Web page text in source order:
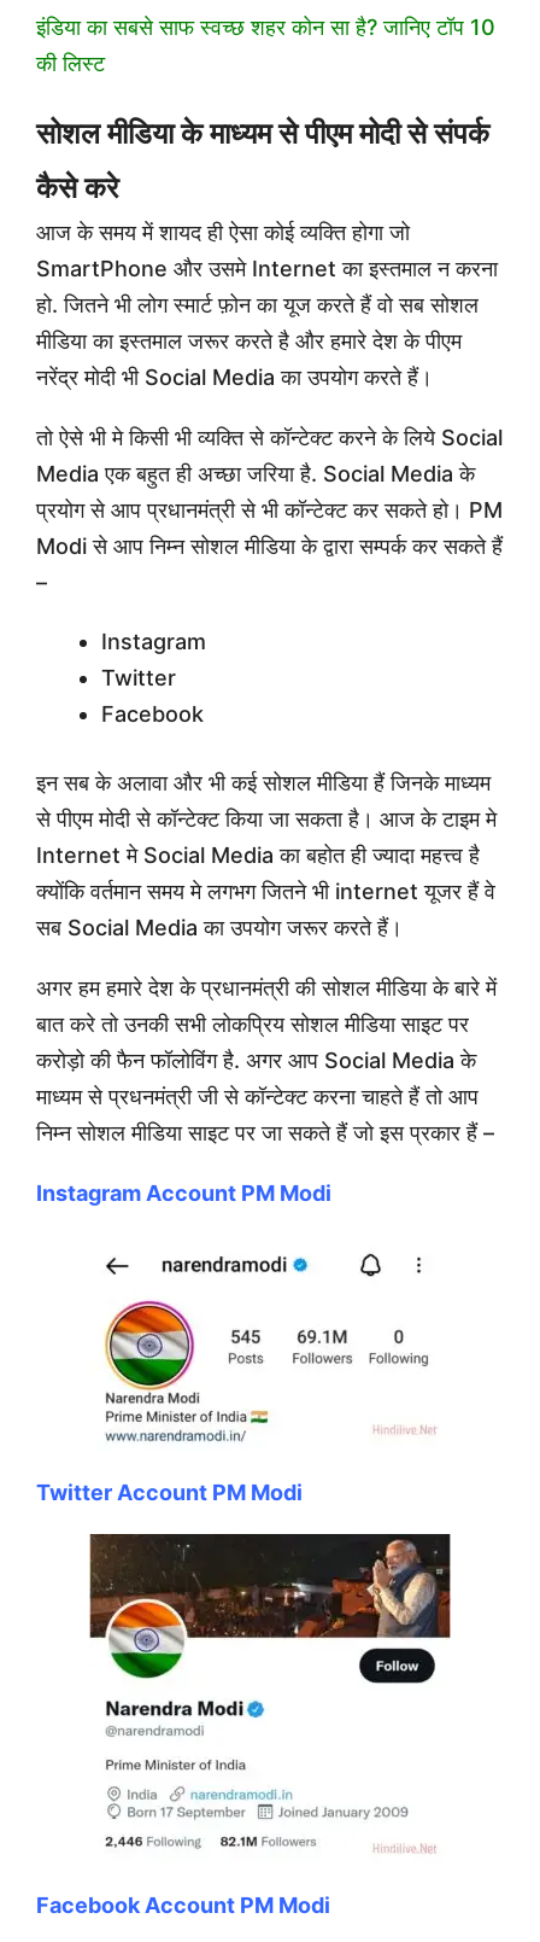
इंडिया का सबसे साफ स्वच्छ शहर कोन सा है? जानिए टॉप 10
की लिस्ट
सोशल मीडिया के माध्यम से पीएम मोदी से संपर्क
कैसे करे
आज के समय में शायद ही ऐसा कोई व्यक्ति होगा जो
SmartPhone और उसमे Internet का इस्तमाल न करना
हो. जितने भी लोग स्मार्ट फ़ोन का यूज करते हैं वो सब सोशल
मीडिया का इस्तमाल जरूर करते है और हमारे देश के पीएम
नरेंद्र मोदी भी Social Media का उपयोग करते हैं।
तो ऐसे भी मे किसी भी व्यक्ति से कॉन्टेक्ट करने के लिये Social
Media एक बहुत ही अच्छा जरिया है. Social Media के
प्रयोग से आप प्रधानमंत्री से भी कॉन्टेक्ट कर सकते हो। PM
Modi से आप निम्न सोशल मीडिया के द्वारा सम्पर्क कर सकते हैं
–
Instagram
Twitter
Facebook
इन सब के अलावा और भी कई सोशल मीडिया हैं जिनके माध्यम
से पीएम मोदी से कॉन्टेक्ट किया जा सकता है। आज के टाइम मे
Internet मे Social Media का बहोत ही ज्यादा महत्त्व है
क्योंकि वर्तमान समय मे लगभग जितने भी internet यूजर हैं वे
सब Social Media का उपयोग जरूर करते हैं।
अगर हम हमारे देश के प्रधानमंत्री की सोशल मीडिया के बारे में
बात करे तो उनकी सभी लोकप्रिय सोशल मीडिया साइट पर
करोड़ो की फैन फॉलोविंग है. अगर आप Social Media के
माध्यम से प्रधनमंत्री जी से कॉन्टेक्ट करना चाहते हैं तो आप
निम्न सोशल मीडिया साइट पर जा सकते हैं जो इस प्रकार हैं –
Instagram Account PM Modi
Twitter Account PM Modi
Facebook Account PM Modi